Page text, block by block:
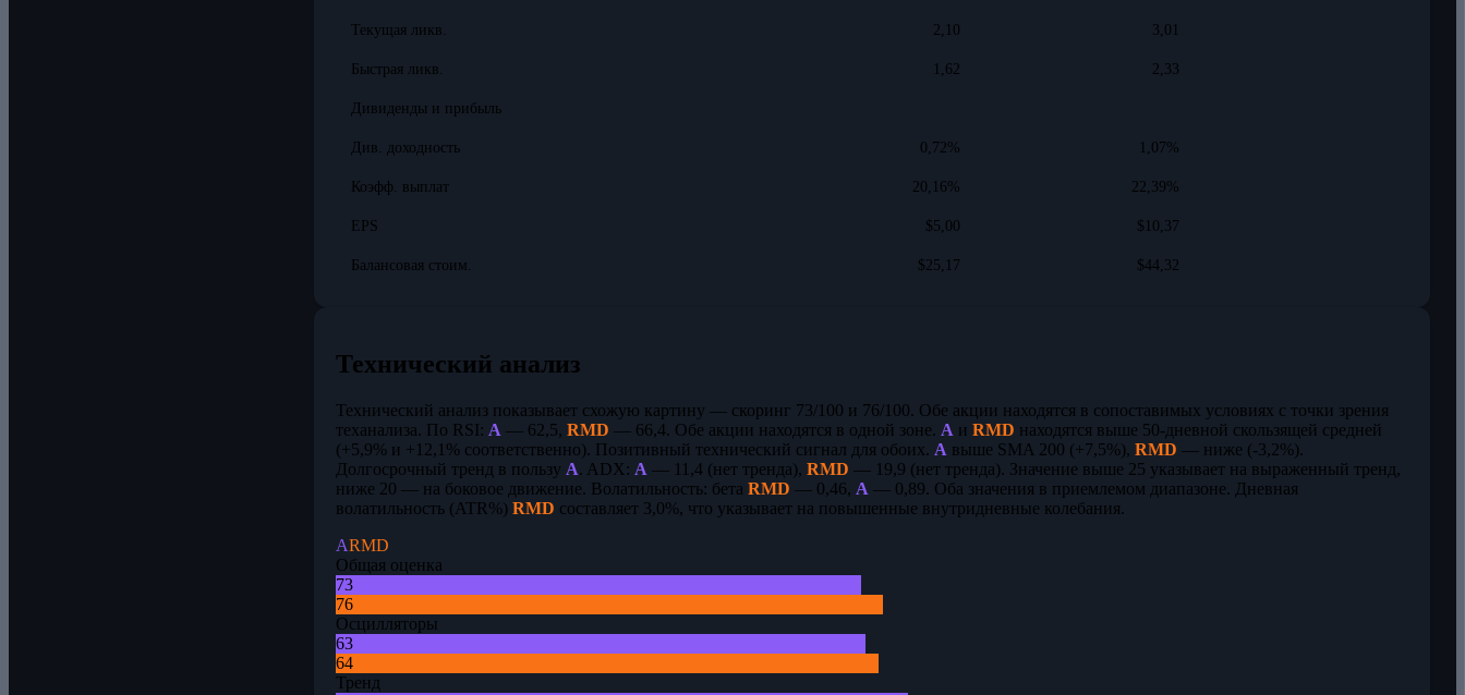
Текущая ликв. 2,10 3,01
Быстрая ликв. 1,62 2,33
Дивиденды и прибыль
Див. доходность 0,72% 1,07%
Коэфф. выплат 20,16% 22,39%
EPS $5,00 $10,37
Балансовая стоим. $25,17 $44,32
Технический анализ
Технический анализ показывает схожую картину — скоринг 73/100 и 76/100. Обе акции находятся в сопоставимых условиях с точки зрения
теханализа. По RSI: A — 62,5, RMD — 66,4. Обе акции находятся в одной зоне. A и RMD находятся выше 50-дневной скользящей средней
(+5,9% и +12,1% соответственно). Позитивный технический сигнал для обоих. A выше SMA 200 (+7,5%), RMD — ниже (-3,2%).
Долгосрочный тренд в пользу A. ADX: A — 11,4 (нет тренда), RMD — 19,9 (нет тренда). Значение выше 25 указывает на выраженный тренд,
ниже 20 — на боковое движение. Волатильность: бета RMD — 0,46, A — 0,89. Оба значения в приемлемом диапазоне. Дневная
волатильность (ATR%) RMD составляет 3,0%, что указывает на повышенные внутридневные колебания.
ARMD
Общая оценка
73
76
Осцилляторы
63
64
Тренд